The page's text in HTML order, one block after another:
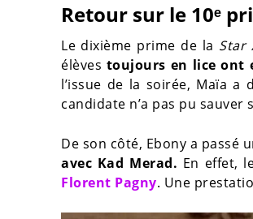
Retour sur le 10ᵉ
Le dixième prime de la Star
élèves toujours en lice ont
l’issue de la soirée, Maïa a
candidate n’a pas pu sauver
De son côté, Ebony a passé
avec Kad Merad. En effet,
Florent Pagny. Une